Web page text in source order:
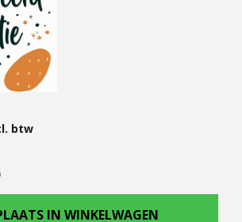
btw
IN WINKELWAGEN